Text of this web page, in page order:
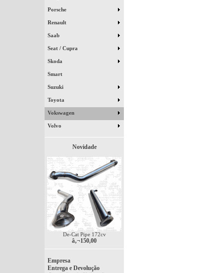
Porsche
Renault
Saab
Seat / Cupra
Skoda
Smart
Suzuki
Toyota
Vokswagen
Volvo
Novidade
De-Cat Pipe 172cv
â‚¬150,00
Empresa
Entrega e Devolução